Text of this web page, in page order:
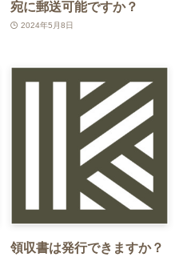
宛に郵送可能ですか？
2024年5月8日
領収書は発行できますか？